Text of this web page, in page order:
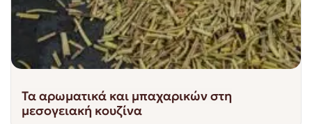
Τα αρωματικά και μπαχαρικών στη
μεσογειακή κουζίνα